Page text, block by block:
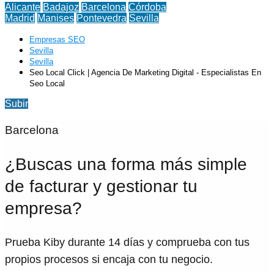
Alicante Badajoz Barcelona Córdoba
Madrid Manises Pontevedra Sevilla
Empresas SEO
Sevilla
Sevilla
Seo Local Click | Agencia De Marketing Digital - Especialistas En
Seo Local
Subir
Barcelona
¿Buscas una forma más simple
de facturar y gestionar tu
empresa?
Prueba Kiby durante 14 días y comprueba con tus
propios procesos si encaja con tu negocio.